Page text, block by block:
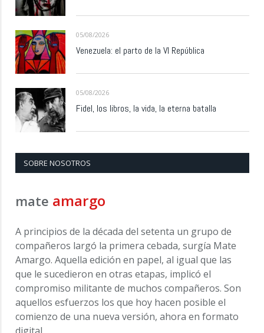
05/08/2026
Venezuela: el parto de la VI República
05/08/2026
Fidel, los libros, la vida, la eterna batalla
SOBRE NOSOTROS
mate amargo
A principios de la década del setenta un grupo de
compañeros largó la primera cebada, surgía Mate
Amargo. Aquella edición en papel, al igual que las
que le sucedieron en otras etapas, implicó el
compromiso militante de muchos compañeros. Son
aquellos esfuerzos los que hoy hacen posible el
comienzo de una nueva versión, ahora en formato